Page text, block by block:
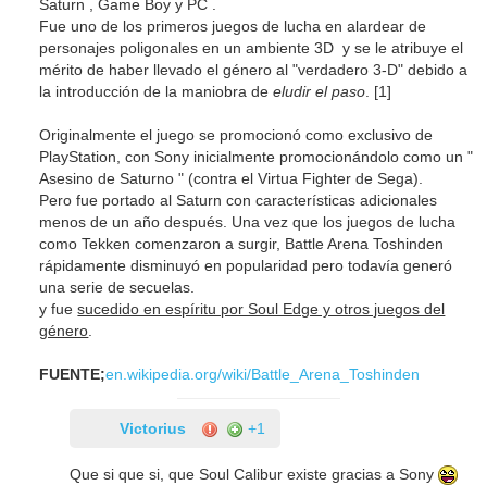
Saturn , Game Boy y PC .
Fue uno de los primeros juegos de lucha en alardear de
personajes poligonales en un ambiente 3D y se le atribuye el
mérito de haber llevado el género al "verdadero 3-D" debido a
la introducción de la maniobra deeludir el paso . [1]
Originalmente el juego se promocionó como exclusivo de
PlayStation, con Sony inicialmente promocionándolo como un "
Asesino de Saturno " (contra el Virtua Fighter de Sega).
Pero fue portado al Saturn con características adicionales
menos de un año después. Una vez que los juegos de lucha
como Tekken comenzaron a surgir, Battle Arena Toshinden
rápidamente disminuyó en popularidad pero todavía generó
una serie de secuelas.
y fuesucedido en espíritu por Soul Edge y otros juegos del
género
FUENTE;en.wikipedia.org/wiki/Battle_Arena_Toshinden
Victorius +1
Que si que si, que Soul Calibur existe gracias a Sony